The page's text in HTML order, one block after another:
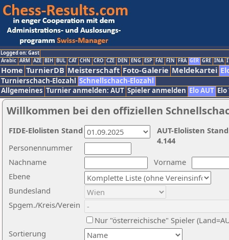
Logged on: Gast
Arabic ARM AZE BIH BUL CAT CHN CRO CZE DEN ENG ESP FAI FIN FRA GER GRE INA
Home TurnierDB Meisterschaft Foto-Galerie Meldekartei
Turnierschach-Elozahl Schnellschach-Elozahl
Allgemeines Turnier anmelden: AUT Spieler anmelden Elo AUT
Willkommen bei den offiziellen
Nachname
Vorname
Ebene
Sortierung
Personennummer
Bundesland
Spgem./Kreis/Verein
Nur "österreichische" Spieler
AUT-Elolisten
4.144
FIDE-Elolisten Stand